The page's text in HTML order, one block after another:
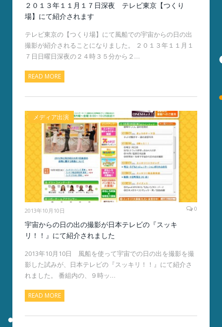
２０１３年１１月１７日深夜 テレビ東京【つくり
場】にて紹介されます
テレビ東京の【つくり場】にて風船での宇宙からの日の出
撮影が紹介されることになりました。 ２０１３年１１月１
７日日曜日深夜の２４時３５分から２…
READ MORE
メディア出演
2013年10月10日 0
宇宙からの日の出の撮影が日本テレビの『スッキ
リ！！』にて紹介されました
2013年10月10日 風船を使って宇宙での日の出を撮影を撮
影した試みが、日本テレビの『スッキリ！！』にて紹介さ
れました。 番組内の、９時ッ…
READ MORE